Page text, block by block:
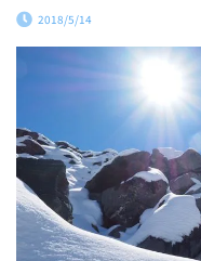
2018/5/14